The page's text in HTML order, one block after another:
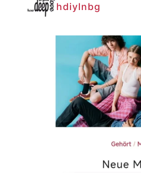
hdiylnbg